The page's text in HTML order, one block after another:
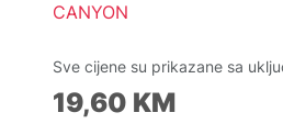
CANYON
Sve cijene su prikazane sa
19,60 KM